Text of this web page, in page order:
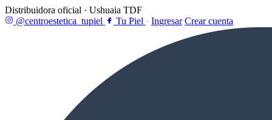
Distribuidora oficial · Ushuaia TDF
@centroestetica_tupiel
Tu Piel · Ingresar Crear cuenta